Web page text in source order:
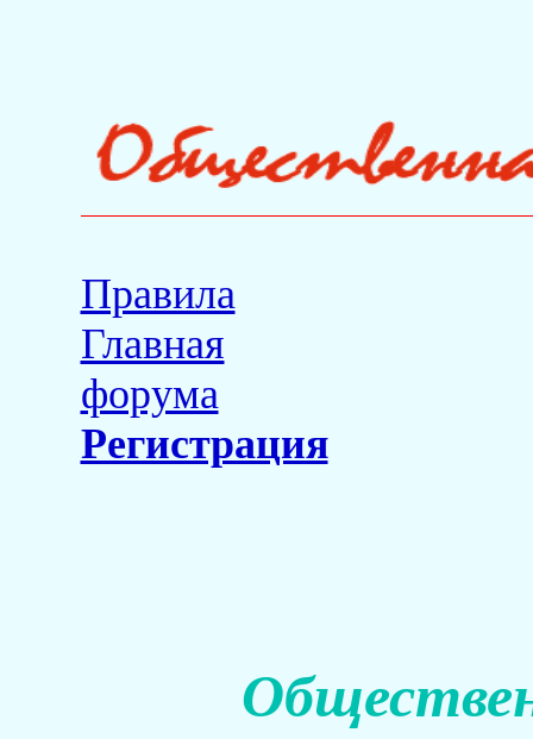
Правила
Главная
форума
Регистрация